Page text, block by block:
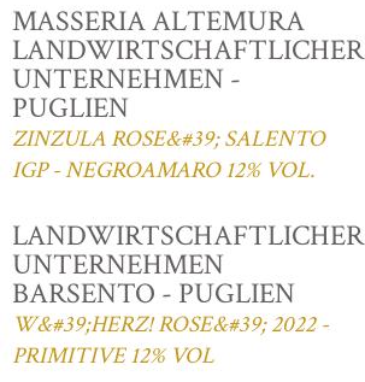
MASSERIA ALTEMURA
LANDWIRTSCHAFTLICHER
UNTERNEHMEN -
PUGLIEN
ZINZULA ROSE&#39; SALENTO
IGP - NEGROAMARO 12% VOL.
LANDWIRTSCHAFTLICHER
UNTERNEHMEN
BARSENTO - PUGLIEN
W&#39;HERZ! ROSE&#39; 2022 -
PRIMITIVE 12% VOL